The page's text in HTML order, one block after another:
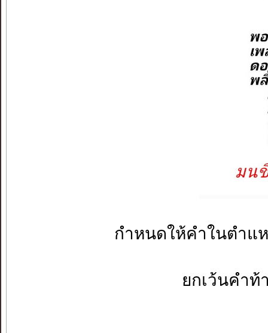
กำหนดให้คำในตำแ
ยกเว้นคำท้